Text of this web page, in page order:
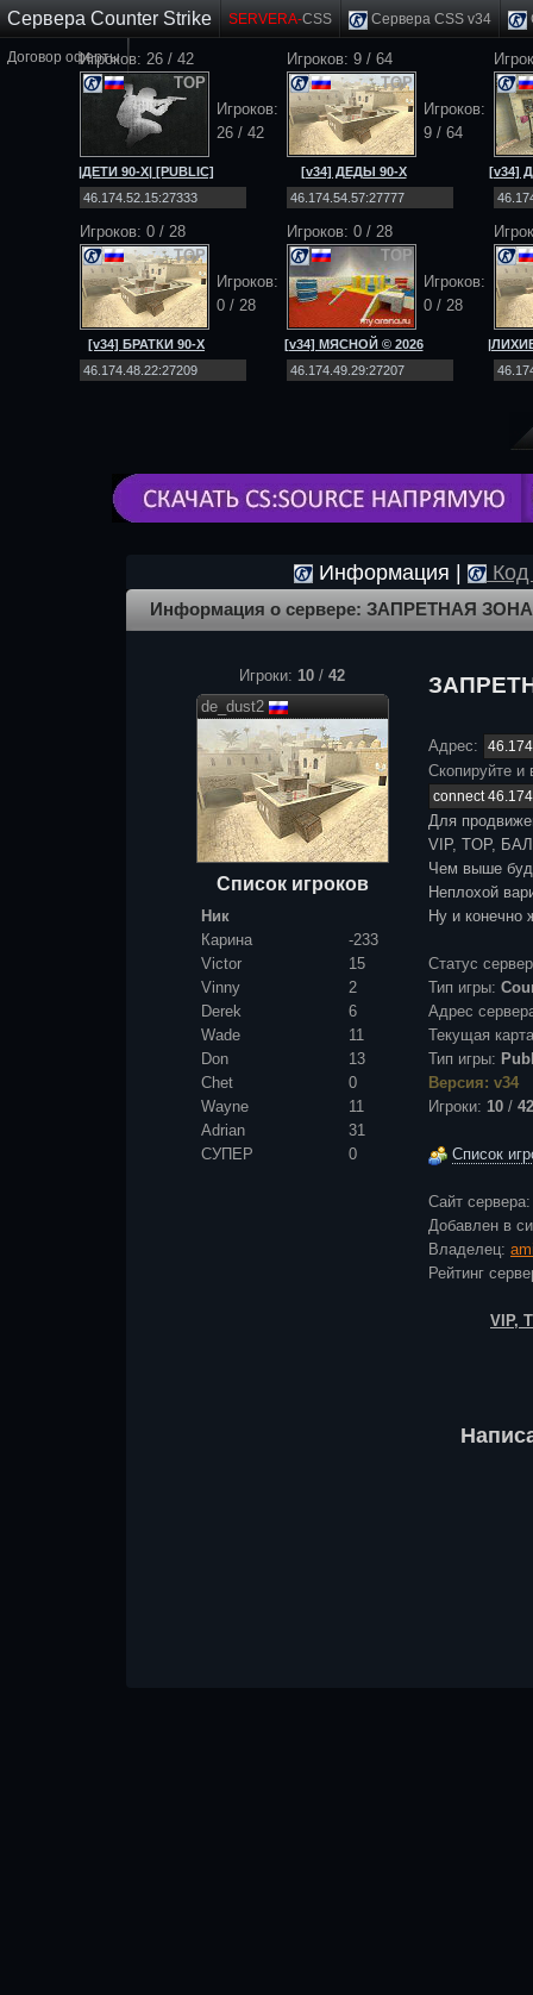
Сервера Counter Strike SERVERA-CSS Сервера CSS v34
Договор офертыИгроков: 26 / 42
TOP
Игроков:
26 / 42
|ДЕТИ 90-Х| [PUBLIC]
[NO-STEAM|v34]
Игроков: 9 / 64
TOP
Игроков:
9 / 64
[v34] ДЕДЫ 90-Х
[Public] 18+
[v34]
Игроков: 0 / 28
TOP
Игроков:
0 / 28
[v34] БРАТКИ 90-Х
[Public] 18+
Игроков: 0 / 28
TOP
Игроков:
0 / 28
[v34] МЯСНОЙ © 2026
[Public] 18+
Информация |
Информация о сервере: ЗАПРЕТНАЯ
Игроки:10 /42
de_dust2
Список игроков
Ник
Карина
-233
Victor
15
Vinny
2
Derek
6
Wade
11
Don
13
Chet
0
Wayne
11
Adrian
31
СУПЕР
0
Адрес:
Скопируйте и
Для
VIP, TOP,
Чем выше
Неплохой
Ну и конечно
Статус
Тип игры:
Адрес
Текущая
Тип игры:
Версия: v34
Игроки: 10 / 42
Список
Сайт
Добавлен в
Владелец:
Рейтинг
VIP,